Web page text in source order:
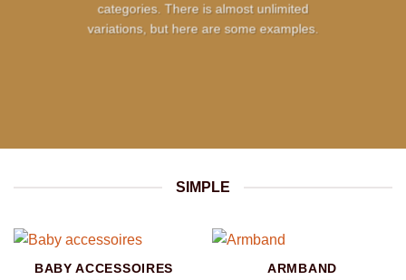
categories. There is almost unlimited
variations, but here are some examples.
SIMPLE
BABY ACCESSOIRES ARMBAND